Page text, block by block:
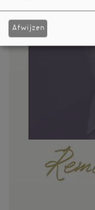
Afwijzen